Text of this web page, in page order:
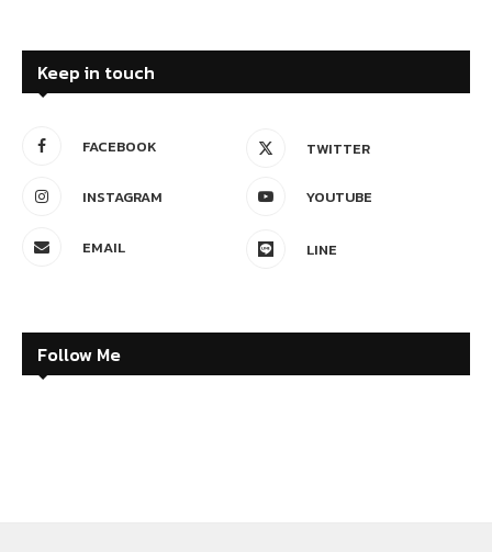
Keep in touch
FACEBOOK TWITTER
INSTAGRAM YOUTUBE
EMAIL LINE
Follow Me